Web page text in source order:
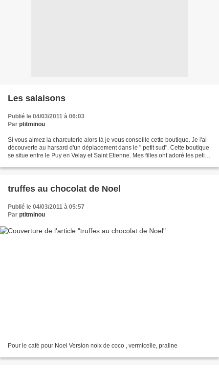
Les salaisons
Publié le 04/03/2011 à 06:03
Par ptitminou
Si vous aimez la charcuterie alors là je vous conseille cette boutique. Je l'ai
découverte au harsard d'un déplacement dans le " petit sud". Cette boutique
se situe entre le Puy en Velay et Saint Etienne. Mes filles ont adoré les petits
truffes au chocolat de Noel
Publié le 04/03/2011 à 05:57
Par ptitminou
Pour le café pour Noel Version noix de coco , vermicelle, praline